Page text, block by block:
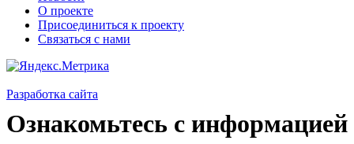
О проекте
Присоединиться к проекту
Связаться с нами
Разработка сайта
Ознакомьтесь с информацией